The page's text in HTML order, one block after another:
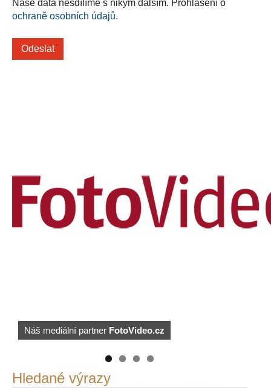
Naše data nesdílíme s nikým dalším. Prohlášení o
ochraně osobních údajů.
https://kuula.co/profile/PetrSalek/collections
Hledané výrazy